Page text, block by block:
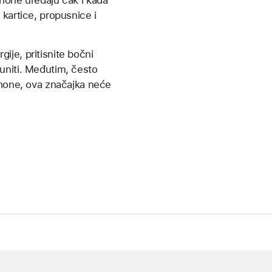
propusnice i
pritisnite bočni
Međutim, često
ova značajka neće